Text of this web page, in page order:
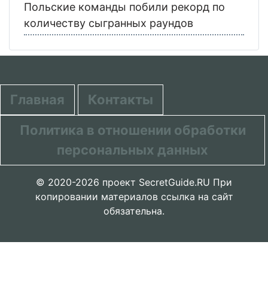
Польские команды побили рекорд по
количеству сыгранных раундов
Главная
Контакты
Политика в отношении обработки
персональных данных
© 2020-2026 проект SecretGuide.RU При
копировании материалов сcылка на сайт
обязательна.